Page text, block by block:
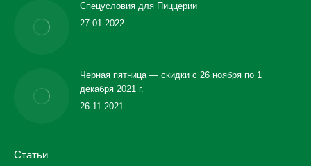
Спецусловия для Пиццерии
27.01.2022
Черная пятница — скидки с 26 ноября по 1
декабря 2021 г.
26.11.2021
Статьи